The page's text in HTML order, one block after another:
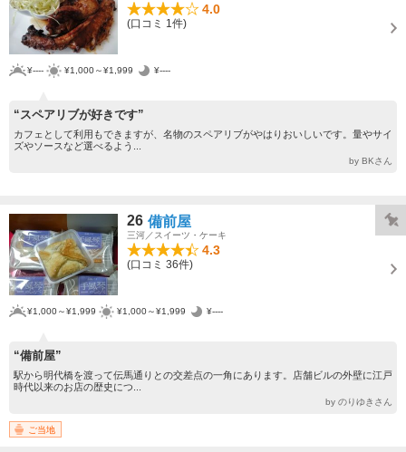
4.0
(口コミ 1件)
¥---- ¥1,000～¥1,999 ¥----
“スペアリブが好きです”
カフェとして利用もできますが、名物のスペアリブがやはりおいしいです。量やサイ
ズやソースなど選べるよう...
by BKさん
26 備前屋
三河／スイーツ・ケーキ
4.3
(口コミ 36件)
¥1,000～¥1,999 ¥1,000～¥1,999 ¥----
“備前屋”
駅から明代橋を渡って伝馬通りとの交差点の一角にあります。店舗ビルの外壁に江戸
時代以来のお店の歴史につ...
by のりゆきさん
ご当地